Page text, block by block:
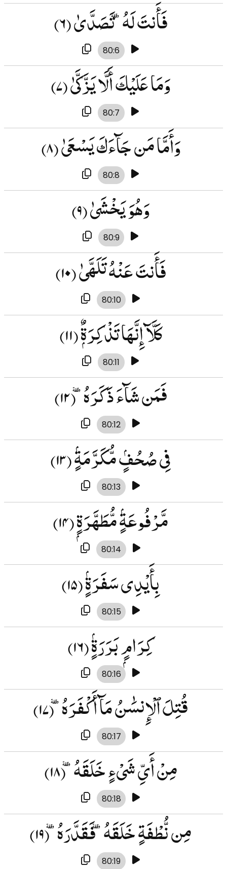
فَأَنتَ لَهُۥ تَصَدَّىٰ(۶)
80:6
وَمَا عَلَيْكَ أَلَّا يَزَّكَّىٰ(۷)
80:7
وَأَمَّا مَن جَآءَكَ يَسْعَىٰ(۸)
80:8
وَهُوَ يَخْشَىٰ(۹)
80:9
فَأَنتَ عَنْهُ تَلَهَّىٰ(۱۰)
80:10
كَلَّآ إِنَّهَا تَذْكِرَةٌۭ(۱۱)
80:11
فَمَن شَآءَ ذَكَرَهُۥ(۱۲)
80:12
فِى صُحُفٍۢ مُّكَرَّمَةٍۢ(۱۳)
80:13
مَّرْفُوعَةٍۢ مُّطَهَّرَةٍۭ(۱۴)
80:14
بِأَيْدِى سَفَرَةٍۢ(۱۵)
80:15
كِرَامٍۭ بَرَرَةٍۢ(۱۶)
80:16
قُتِلَ ٱلْإِنسَٰنُ مَآ أَكْفَرَهُۥ(۱۷)
80:17
مِنْ أَىِّ شَىْءٍ خَلَقَهُۥ(۱۸)
80:18
مِن نُّطْفَةٍ خَلَقَهُۥ فَقَدَّرَهُۥ(۱۹)
80:19